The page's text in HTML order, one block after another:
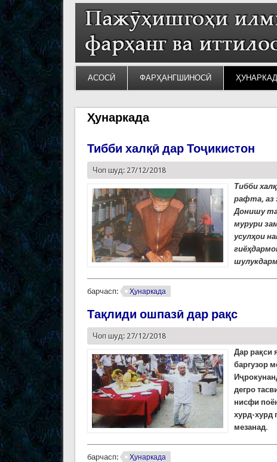
АСОСӢ ФАРҲАНГШИНОСӢ
Ҳунаркада
Тибби халқӣ дар Тоҷикистон
Чоп шуд: 27/12/2018
Тибби
рафта, аз
Донишу
мурури
усулҳои
барчасп: Ҳунаркада
Тақлиди ошпазӣ дар рақс
Чоп шуд: 27/12/2018
Дар рақси
баргузор
дегро
нисфи поё
хурд-хурд
мезанад.
барчасп: Ҳунаркада